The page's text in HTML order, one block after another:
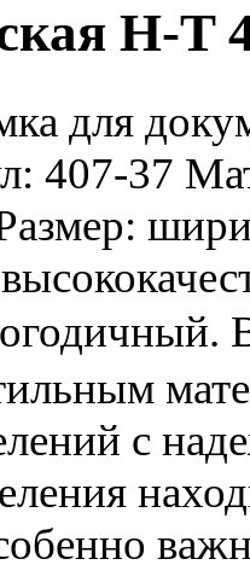
H-T
для
407-37
с